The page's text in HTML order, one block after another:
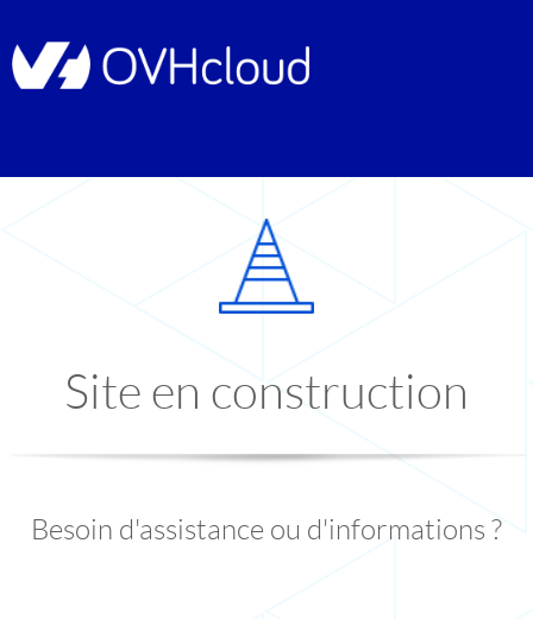
Site en construction
Besoin d'assistance ou d'informations ?